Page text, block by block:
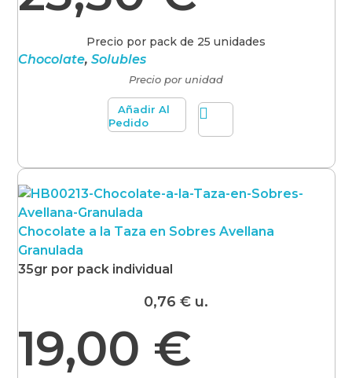
Precio por pack de 25 unidades
Chocolate, Solubles
Precio por unidad
Añadir Al
Pedido
Chocolate a la Taza en Sobres Avellana
Granulada
35gr por pack individual
0,76 € u.
19,00 €